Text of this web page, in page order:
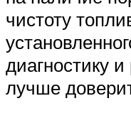
чистоту
диагностику
лучше